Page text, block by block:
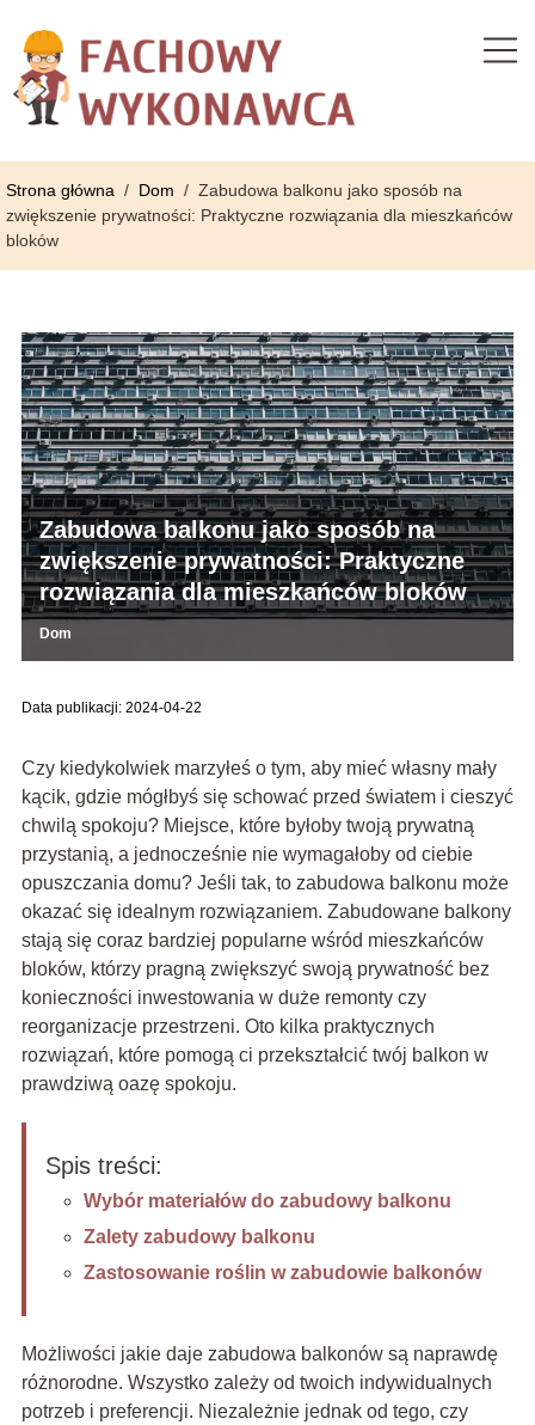
Strona główna / Dom / Zabudowa balkonu jako sposób na
zwiększenie prywatności: Praktyczne rozwiązania dla mieszkańców
bloków
Zabudowa balkonu jako sposób na
zwiększenie prywatności: Praktyczne
rozwiązania dla mieszkańców bloków
Dom
Data publikacji: 2024-04-22
Czy kiedykolwiek marzyłeś o tym, aby mieć własny mały
kącik, gdzie mógłbyś się schować przed światem i cieszyć
chwilą spokoju? Miejsce, które byłoby twoją prywatną
przystanią, a jednocześnie nie wymagałoby od ciebie
opuszczania domu? Jeśli tak, to zabudowa balkonu może
okazać się idealnym rozwiązaniem. Zabudowane balkony
stają się coraz bardziej popularne wśród mieszkańców
bloków, którzy pragną zwiększyć swoją prywatność bez
konieczności inwestowania w duże remonty czy
reorganizacje przestrzeni. Oto kilka praktycznych
rozwiązań, które pomogą ci przekształcić twój balkon w
prawdziwą oazę spokoju.
Spis treści:
Wybór materiałów do zabudowy balkonu
Zalety zabudowy balkonu
Zastosowanie roślin w zabudowie balkonów
Możliwości jakie daje zabudowa balkonów są naprawdę
różnorodne. Wszystko zależy od twoich indywidualnych
potrzeb i preferencji. Niezależnie jednak od tego, czy